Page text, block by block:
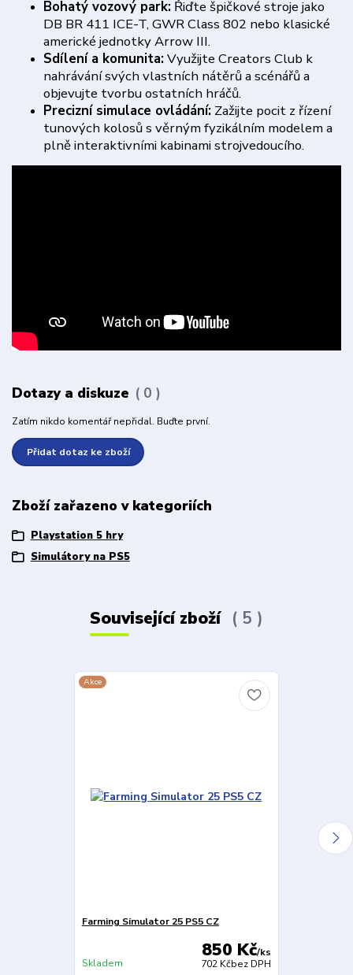
Bohatý vozový park: Řiďte špičkové stroje jako
DB BR 411 ICE-T, GWR Class 802 nebo klasické
americké jednotky Arrow III.
Sdílení a komunita:Využijte Creators Club k
nahrávání svých vlastních nátěrů a scénářů a
objevujte tvorbu ostatních hráčů.
Precizní simulace ovládání: Zažijte pocit z řízení
tunových kolosů s věrným fyzikálním modelem a
plně interaktivními kabinami strojvedoucího.
Dotazy a diskuze 0
Zatím nikdo komentář nepřidal. Buďte první.
Přidat dotaz ke zboží
Zboží zařazeno v kategoriích
Playstation 5 hry
Simulátory na PS5
Související zboží 5
Akce
Farming Simulator 25 PS5 CZ
850 Kč/ks
702 Kčbez DPH
Skladem